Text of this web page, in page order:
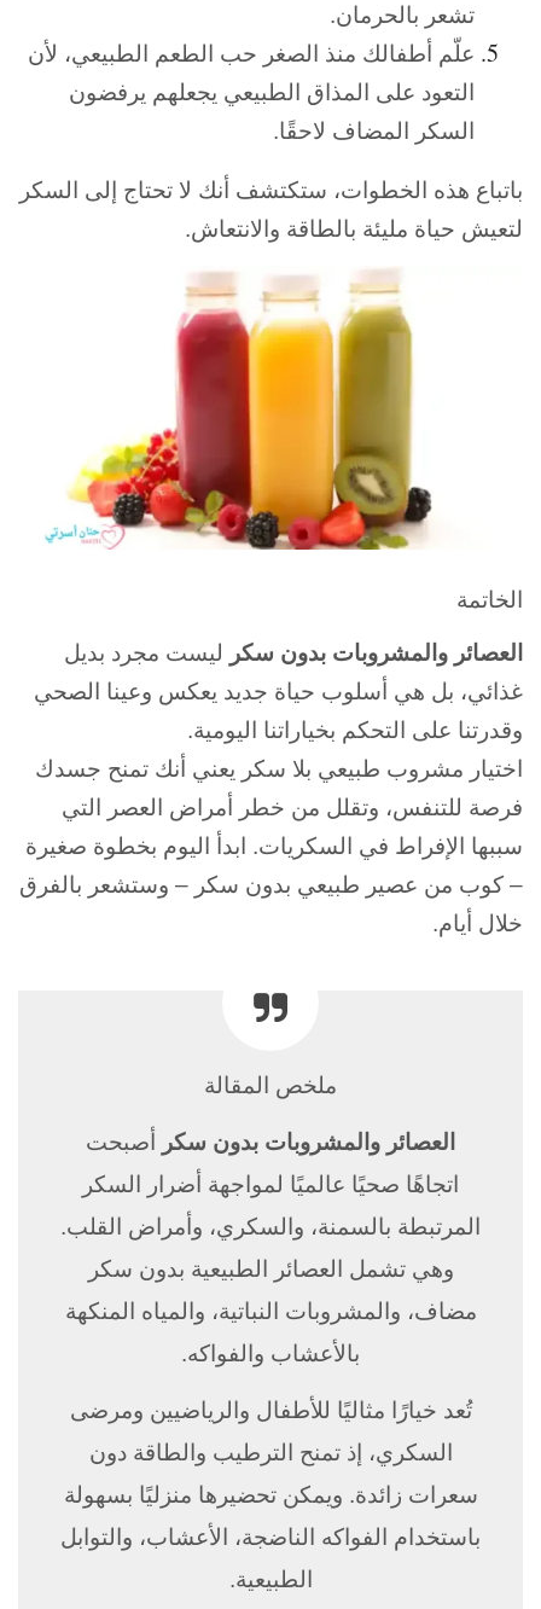
تشعر بالحرمان.
علّم أطفالك منذ الصغر حب الطعم الطبيعي، لأن
التعود على المذاق الطبيعي يجعلهم يرفضون
السكر المضاف لاحقًا.
باتباع هذه الخطوات، ستكتشف أنك لا تحتاج إلى السكر
لتعيش حياة مليئة بالطاقة والانتعاش.
الخاتمة
العصائر والمشروبات بدون سكر ليست مجرد بديل
غذائي، بل هي أسلوب حياة جديد يعكس وعينا الصحي
وقدرتنا على التحكم بخياراتنا اليومية.
اختيار مشروب طبيعي بلا سكر يعني أنك تمنح جسدك
فرصة للتنفس، وتقلل من خطر أمراض العصر التي
سببها الإفراط في السكريات. ابدأ اليوم بخطوة صغيرة
– كوب من عصير طبيعي بدون سكر – وستشعر بالفرق
خلال أيام.
ملخص المقالة
العصائر والمشروبات بدون سكر أصبحت
اتجاهًا صحيًا عالميًا لمواجهة أضرار السكر
المرتبطة بالسمنة، والسكري، وأمراض القلب.
وهي تشمل العصائر الطبيعية بدون سكر
مضاف، والمشروبات النباتية، والمياه المنكهة
بالأعشاب والفواكه.
تُعد خيارًا مثاليًا للأطفال والرياضيين ومرضى
السكري، إذ تمنح الترطيب والطاقة دون
سعرات زائدة. ويمكن تحضيرها منزليًا بسهولة
باستخدام الفواكه الناضجة، الأعشاب، والتوابل
الطبيعية.